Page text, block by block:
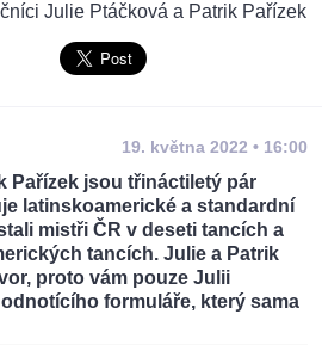
19. května 2022 • 16:00
Pařízek jsou třináctiletý pár
latinskoamerické a standardní
mistři ČR v deseti tancích a
tancích. Julie a Patrik
proto vám pouze Julii
formuláře, který sama